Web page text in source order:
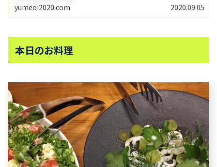
yumeoi2020.com 2020.09.05
本日のお料理